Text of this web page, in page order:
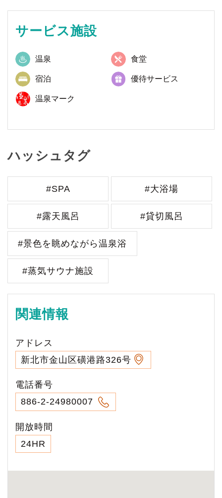
サービス施設
温泉 食堂
宿泊 優待サービス
温泉マーク
ハッシュタグ
#SPA #大浴場
#露天風呂 #貸切風呂
#景色を眺めながら温泉浴
#蒸気サウナ施設
関連情報
アドレス
新北市金山区磺港路326号
電話番号
886-2-24980007
開放時間
24HR